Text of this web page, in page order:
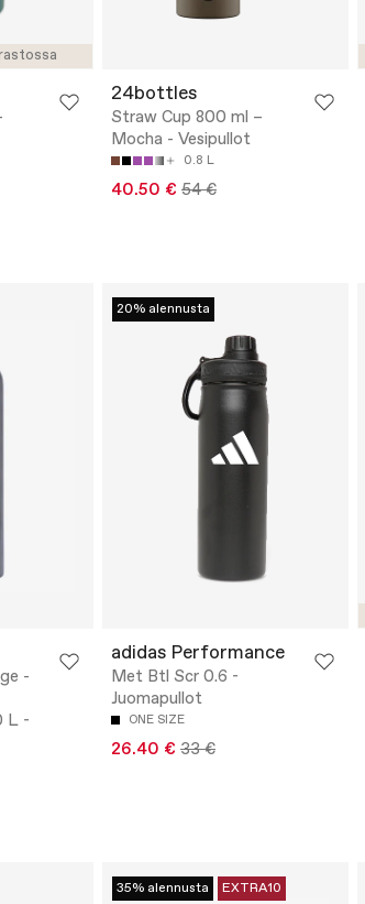
24bottles
Straw Cup 800 ml –
Mocha - Vesipullot
0.8 L
40.50 € 54 €
-
L -
20% alennusta
adidas Performance
Met Btl Scr 0.6 -
Juomapullot
ONE SIZE
26.40 € 33 €
35% alennusta EXTRA10